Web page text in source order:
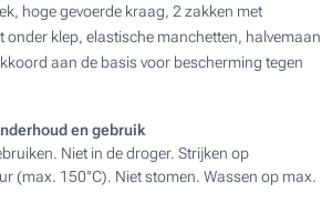
hoge gevoerde kraag, 2 zakken met
onder klep, elastische manchetten, halvemaan
aan de basis voor bescherming tegen
en gebruik
Niet in de droger. Strijken op
(max. 150°C). Niet stomen. Wassen op max.